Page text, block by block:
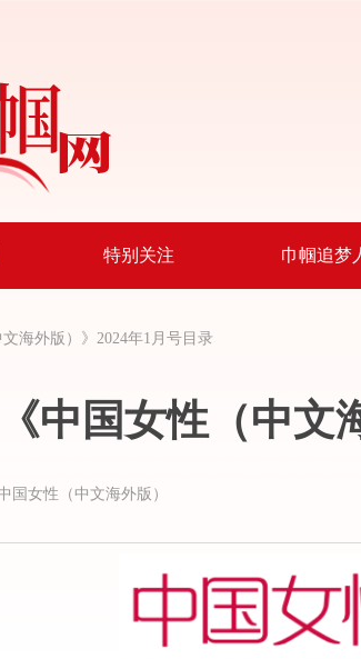
特别关注 巾帼追梦
文海外版）》2024年1月号目录
《中国女性（中
女性（中文海外版）